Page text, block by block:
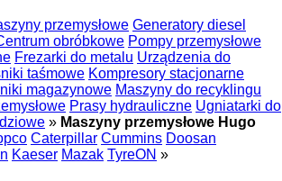
przemysłowe Generatory diesel
obróbkowe Pompy przemysłowe
Frezarki do metalu Urządzenia do
taśmowe Kompresory stacjonarne
magazynowe Maszyny do recyklingu
Prasy hydrauliczne Ugniatarki do
» Maszyny przemysłowe Hugo
Caterpillar Cummins Doosan
Kaeser Mazak TyreON »